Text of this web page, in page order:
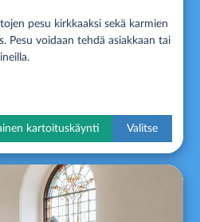
pesu kirkkaaksi sekä karmien
Pesu voidaan tehdä asiakkaan tai
kartoituskäynti Valitse